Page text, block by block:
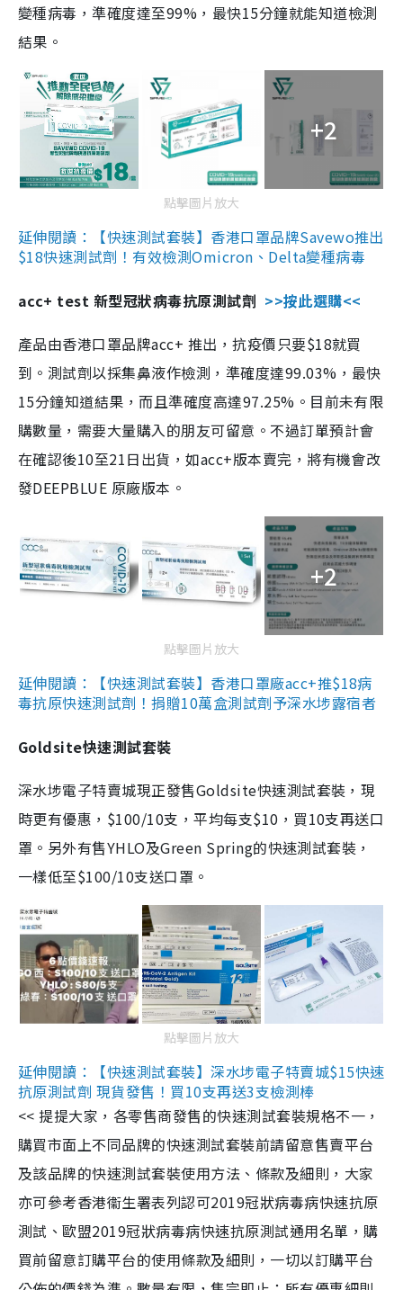
變種病毒，準確度達至99%，最快15分鐘就能知道檢測
結果。
+2
點擊圖片放大
延伸閱讀：【快速測試套裝】香港口罩品牌Savewo推出
$18快速測試劑！有效檢測Omicron、Delta變種病毒
acc+ test 新型冠狀病毒抗原測試劑 >>按此選購<<
產品由香港口罩品牌acc+ 推出，抗疫價只要$18就買
到。測試劑以採集鼻液作檢測，準確度達99.03%，最快
15分鐘知道結果，而且準確度高達97.25%。目前未有限
購數量，需要大量購入的朋友可留意。不過訂單預計會
在確認後10至21日出貨，如acc+版本賣完，將有機會改
發DEEPBLUE 原廠版本。
+2
點擊圖片放大
延伸閱讀：【快速測試套裝】香港口罩廠acc+推$18病
毒抗原快速測試劑！捐贈10萬盒測試劑予深水埗露宿者
Goldsite快速測試套裝
深水埗電子特賣城現正發售Goldsite快速測試套裝，現
時更有優惠，$100/10支，平均每支$10，買10支再送口
罩。另外有售YHLO及Green Spring的快速測試套裝，
一樣低至$100/10支送口罩。
點擊圖片放大
延伸閱讀：【快速測試套裝】深水埗電子特賣城$15快速
抗原測試劑 現貨發售！買10支再送3支檢測棒
<< 提提大家，各零售商發售的快速測試套裝規格不一，
購買市面上不同品牌的快速測試套裝前請留意售賣平台
及該品牌的快速測試套裝使用方法、條款及細則，大家
亦可參考香港衞生署表列認可2019冠狀病毒病快速抗原
測試、歐盟2019冠狀病毒病快速抗原測試通用名單，購
買前留意訂購平台的使用條款及細則，一切以訂購平台